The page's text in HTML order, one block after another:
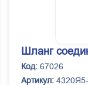
Шланг
Код: 67026
Артикул: